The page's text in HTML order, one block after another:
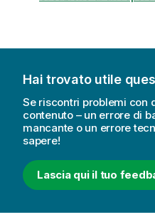
Hai trovato utile
Se riscontri problemi con
contenuto – un errore di
mancante o un errore
sapere!
Lascia qui il tuo